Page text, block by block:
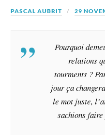
PASCAL AUBRIT 29
Pourquoi
relations
tourments ?
jour ça
le mot juste,
sachions